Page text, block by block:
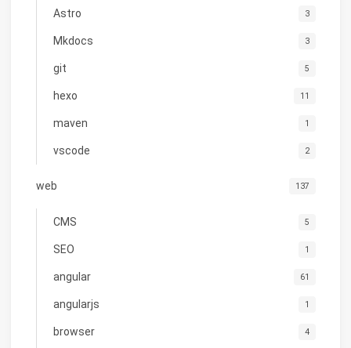
Astro 3
Mkdocs 3
git 5
hexo 11
maven 1
vscode 2
web 137
CMS 5
SEO 1
angular 61
angularjs 1
browser 4